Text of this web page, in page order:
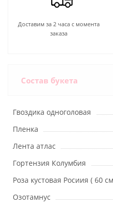
Доставим за 2 часа с момента
заказа
Состав букета
Гвоздика одноголовая
Пленка
Лента атлас
Гортензия Колумбия
Роза кустовая Росиия ( 60
Озотамнус